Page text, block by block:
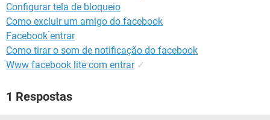
Configurar tela de bloqueio
Como excluir um amigo do facebook
Facebook ́entrar
Como tirar o som de notificação do facebook
́Www facebook lite com entrar ✓
1 Respostas